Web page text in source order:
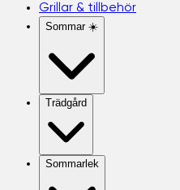
Grillar & tillbehör
Sommar ☀️
Trädgård
Sommarlek